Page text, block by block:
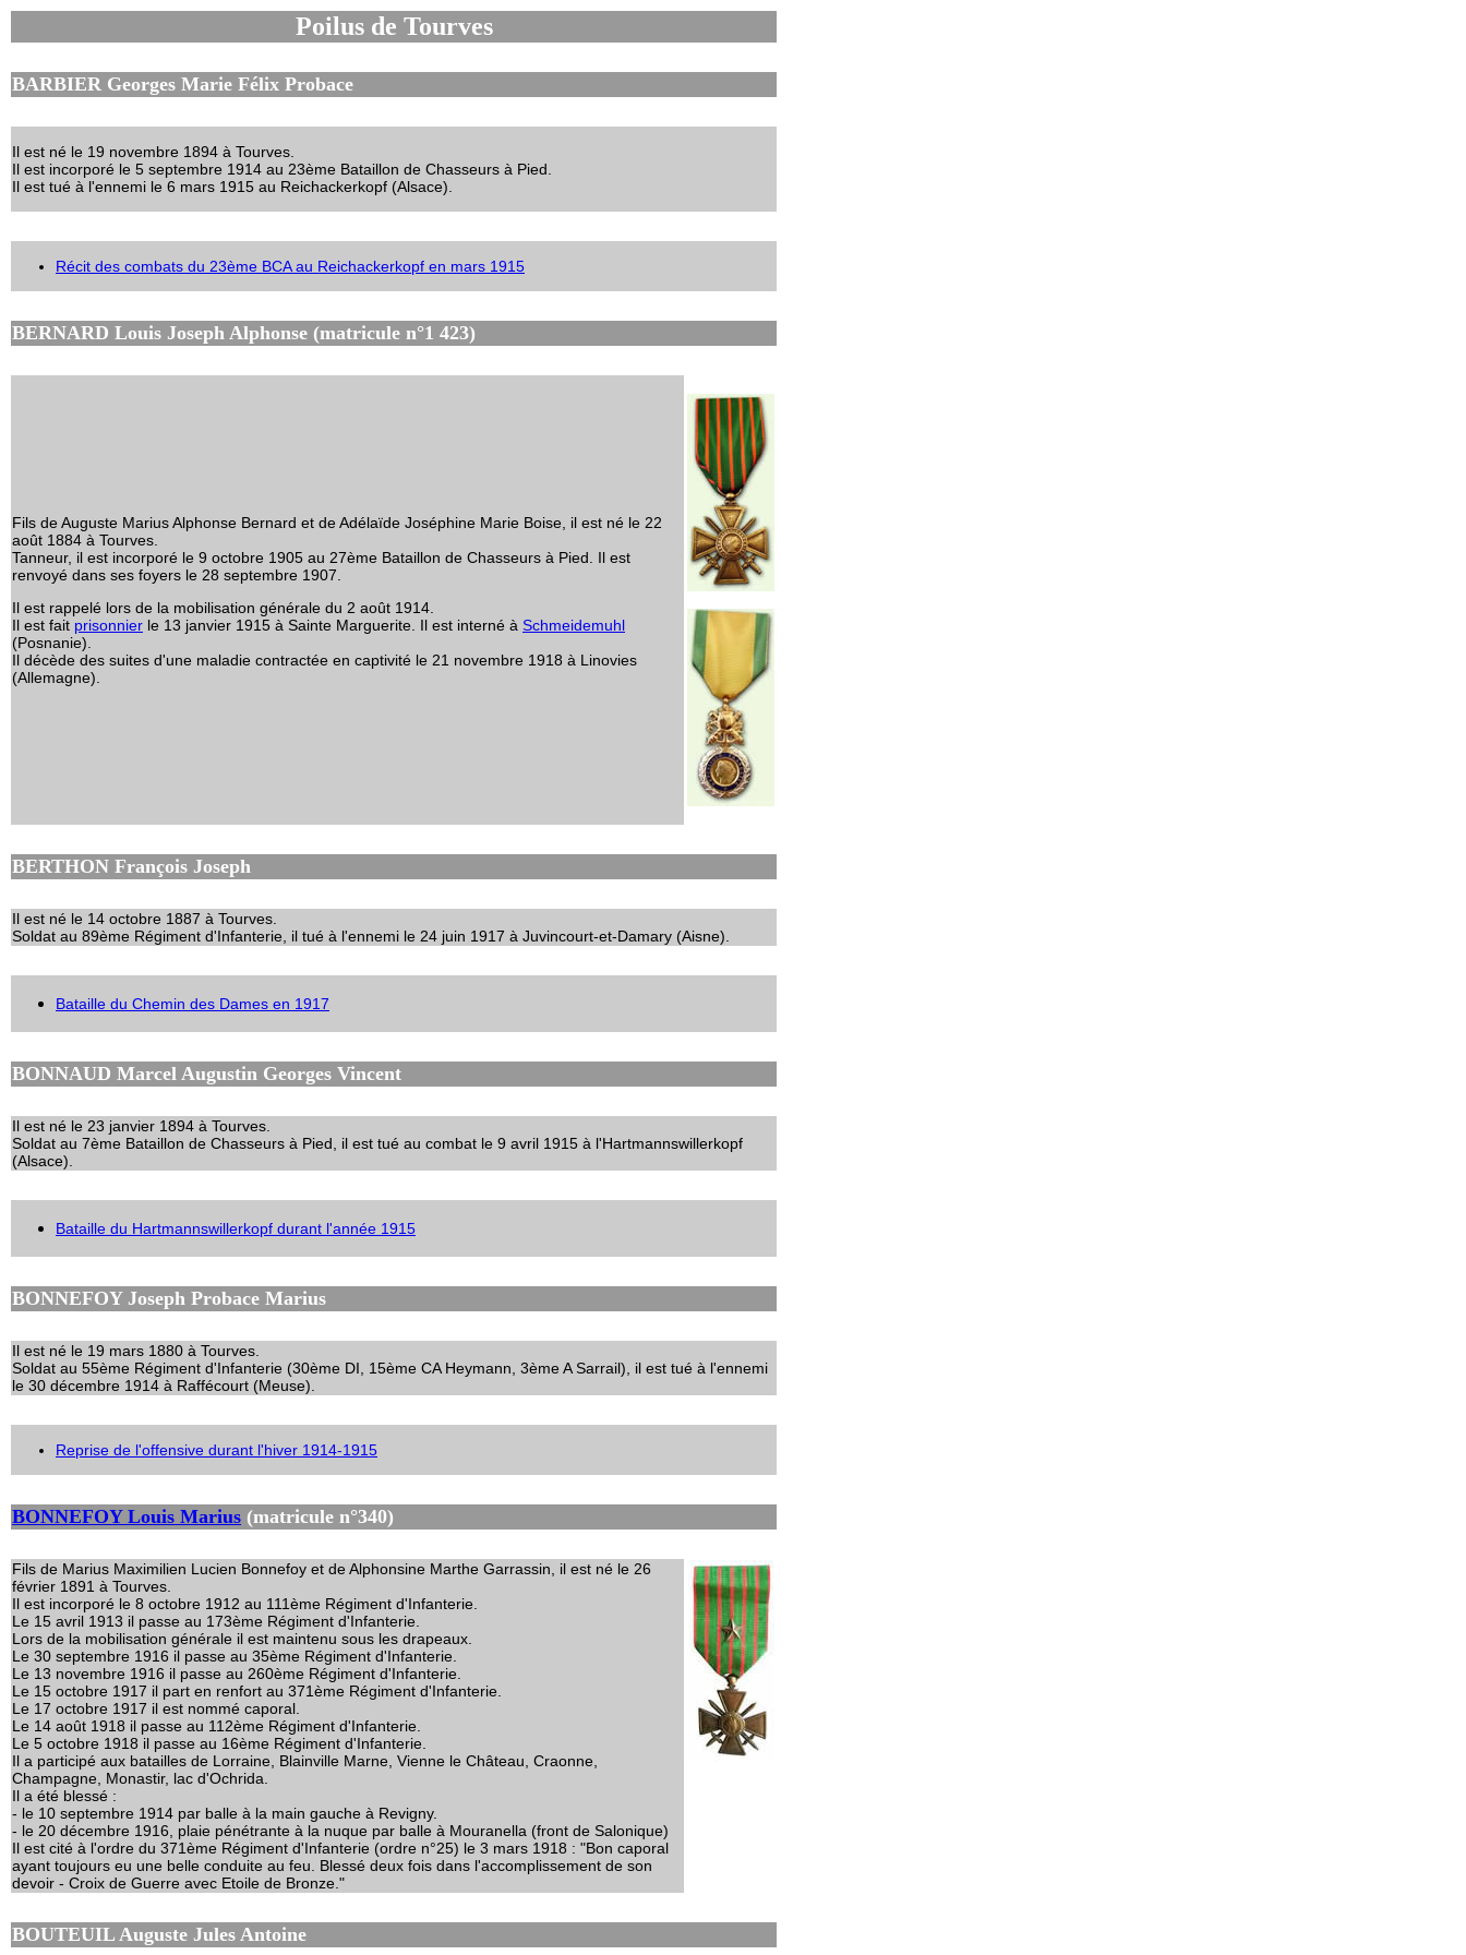
Poilus de Tourves
BARBIER Georges Marie Félix Probace
Il est né le 19 novembre 1894 à Tourves.
Il est incorporé le 5 septembre 1914 au 23ème Bataillon de Chasseurs à Pied.
Il est tué à l'ennemi le 6 mars 1915 au Reichackerkopf (Alsace).
Récit des combats du 23ème BCA au Reichackerkopf en mars 1915
BERNARD Louis Joseph Alphonse (matricule n°1 423)
Fils de Auguste Marius Alphonse Bernard et de Adélaïde Joséphine Marie Boise, il est né le 22
août 1884 à Tourves.
Tanneur, il est incorporé le 9 octobre 1905 au 27ème Bataillon de Chasseurs à Pied. Il est
renvoyé dans ses foyers le 28 septembre 1907.
Il est rappelé lors de la mobilisation générale du 2 août 1914.
Il est fait prisonnier le 13 janvier 1915 à Sainte Marguerite. Il est interné à Schmeidemuhl
(Posnanie).
Il décède des suites d'une maladie contractée en captivité le 21 novembre 1918 à Linovies
(Allemagne).
BERTHON François Joseph
Il est né le 14 octobre 1887 à Tourves.
Soldat au 89ème Régiment d'Infanterie, il tué à l'ennemi le 24 juin 1917 à Juvincourt-et-Damary (Aisne).
Bataille du Chemin des Dames en 1917
BONNAUD Marcel Augustin Georges Vincent
Il est né le 23 janvier 1894 à Tourves.
Soldat au 7ème Bataillon de Chasseurs à Pied, il est tué au combat le 9 avril 1915 à l'Hartmannswillerkopf
(Alsace).
Bataille du Hartmannswillerkopf durant l'année 1915
BONNEFOY Joseph Probace Marius
Il est né le 19 mars 1880 à Tourves.
Soldat au 55ème Régiment d'Infanterie (30ème DI, 15ème CA Heymann, 3ème A Sarrail), il est tué à l'ennemi
le 30 décembre 1914 à Raffécourt (Meuse).
Reprise de l'offensive durant l'hiver 1914-1915
BONNEFOY Louis Marius (matricule n°340)
Fils de Marius Maximilien Lucien Bonnefoy et de Alphonsine Marthe Garrassin, il est né le 26
février 1891 à Tourves.
Il est incorporé le 8 octobre 1912 au 111ème Régiment d'Infanterie.
Le 15 avril 1913 il passe au 173ème Régiment d'Infanterie.
Lors de la mobilisation générale il est maintenu sous les drapeaux.
Le 30 septembre 1916 il passe au 35ème Régiment d'Infanterie.
Le 13 novembre 1916 il passe au 260ème Régiment d'Infanterie.
Le 15 octobre 1917 il part en renfort au 371ème Régiment d'Infanterie.
Le 17 octobre 1917 il est nommé caporal.
Le 14 août 1918 il passe au 112ème Régiment d'Infanterie.
Le 5 octobre 1918 il passe au 16ème Régiment d'Infanterie.
Il a participé aux batailles de Lorraine, Blainville Marne, Vienne le Château, Craonne,
Champagne, Monastir, lac d'Ochrida.
Il a été blessé :
- le 10 septembre 1914 par balle à la main gauche à Revigny.
- le 20 décembre 1916, plaie pénétrante à la nuque par balle à Mouranella (front de Salonique)
Il est cité à l'ordre du 371ème Régiment d'Infanterie (ordre n°25) le 3 mars 1918 : "Bon caporal
ayant toujours eu une belle conduite au feu. Blessé deux fois dans l'accomplissement de son
devoir - Croix de Guerre avec Etoile de Bronze."
BOUTEUIL Auguste Jules Antoine